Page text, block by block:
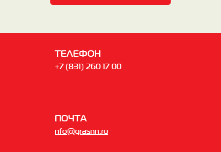
ТЕЛЕФОН
+7 (831) 260 17 00
ПОЧТА
nfo@grasnn.ru